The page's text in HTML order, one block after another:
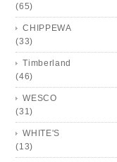
(65)
CHIPPEWA
(33)
Timberland
(46)
WESCO
(31)
WHITE'S
(13)